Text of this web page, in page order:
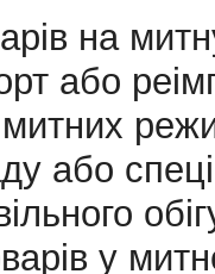
на митну
реімпорт,
режимів
зони для їх
у